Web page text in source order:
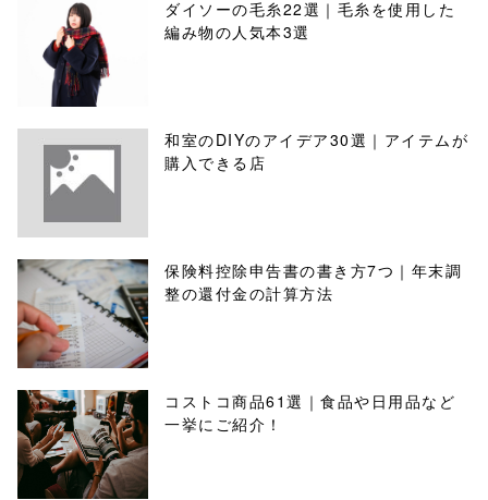
ダイソーの毛糸22選｜毛糸を使用した
編み物の人気本3選
和室のDIYのアイデア30選｜アイテムが
購入できる店
保険料控除申告書の書き方7つ｜年末調
整の還付金の計算方法
コストコ商品61選｜食品や日用品など
一挙にご紹介！